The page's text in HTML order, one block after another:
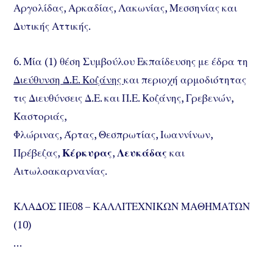
Αργολίδας, Αρκαδίας, Λακωνίας, Μεσσηνίας και
Δυτικής Αττικής.
6. Μία (1) θέση Συμβούλου Εκπαίδευσης με έδρα τη
Διεύθυνση Δ.Ε. Κοζάνηςκαι περιοχή αρμοδιότητας
τις Διευθύνσεις Δ.Ε. και Π.Ε. Κοζάνης, Γρεβενών,
Καστοριάς,
Φλώρινας, Άρτας, Θεσπρωτίας, Ιωαννίνων,
Πρέβεζας,Κέρκυρας,Λευκάδας και
Αιτωλοακαρνανίας.
ΚΛΑΔΟΣ ΠΕ08 – ΚΑΛΛΙΤΕΧΝΙΚΩΝ ΜΑΘΗΜΑΤΩΝ
(10)
…